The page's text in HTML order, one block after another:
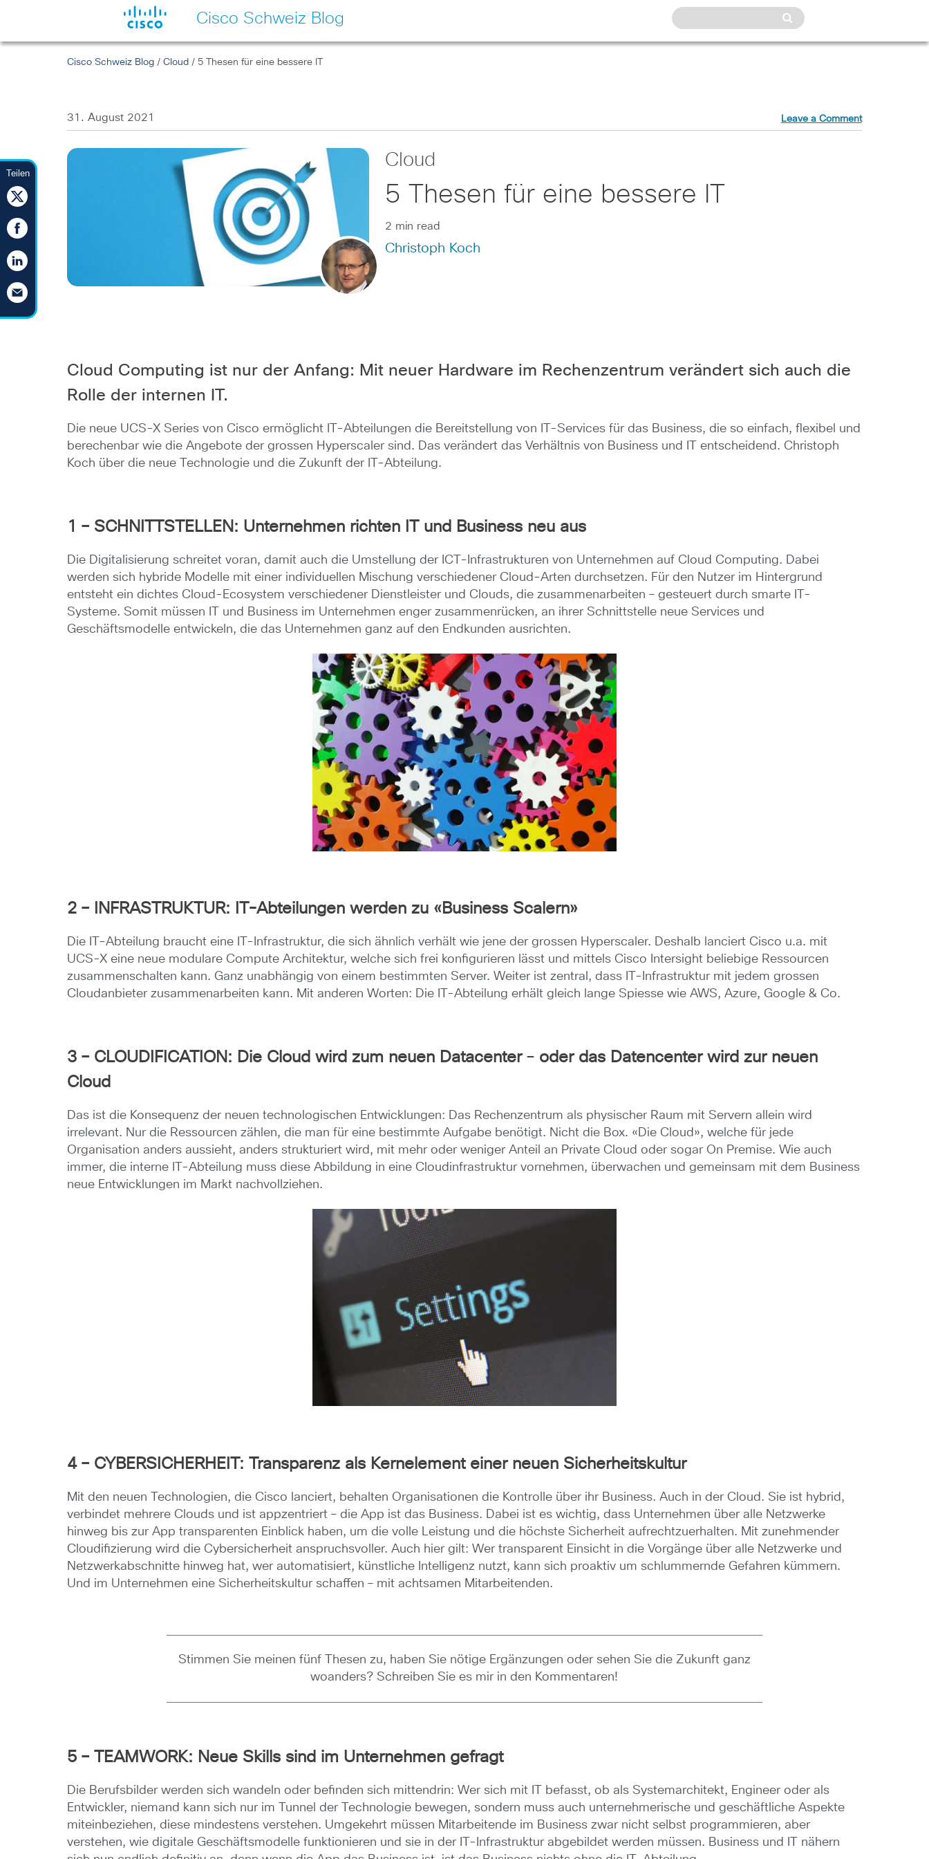
Cisco Schweiz Blog
Teilen
Cisco Schweiz Blog /Cloud / 5 Thesen für eine bessere IT
31. August 2021 Leave a Comment
Cloud
5 Thesen für eine bessere IT
2 min read
Christoph Koch
Cloud Computing ist nur der Anfang: Mit neuer Hardware im Rechenzentrum verändert sich auch die
Rolle der internen IT.
Die neue UCS-X Series von Cisco ermöglicht IT-Abteilungen die Bereitstellung von IT-Services für das Business, die so einfach, flexibel und
berechenbar wie die Angebote der grossen Hyperscaler sind. Das verändert das Verhältnis von Business und IT entscheidend. Christoph
Koch über die neue Technologie und die Zukunft der IT-Abteilung.
1– SCHNITTSTELLEN : Unternehmen richten IT und Business neu aus
Die Digitalisierung schreitet voran, damit auch die Umstellung der ICT-Infrastrukturen von Unternehmen auf Cloud Computing. Dabei
werden sich hybride Modelle mit einer individuellen Mischung verschiedener Cloud-Arten durchsetzen. Für den Nutzer im Hintergrund
entsteht ein dichtes Cloud-Ecosystem verschiedener Dienstleister und Clouds, die zusammenarbeiten – gesteuert durch smarte IT-
Systeme. Somit müssen IT und Business im Unternehmen enger zusammenrücken, an ihrer Schnittstelle neue Services und
Geschäftsmodelle entwickeln, die das Unternehmen ganz auf den Endkunden ausrichten.
2 – INFRASTRUKTUR: IT-Abteilungen werden zu «Business Scalern»
Die IT-Abteilung braucht eine IT-Infrastruktur, die sich ähnlich verhält wie jene der grossen Hyperscaler. Deshalb lanciert Cisco u.a. mit
UCS-X eine neue modulare Compute Architektur, welche sich frei konfigurieren lässt und mittels Cisco Intersight beliebige Ressourcen
zusammenschalten kann. Ganz unabhängig von einem bestimmten Server. Weiter ist zentral, dass IT-Infrastruktur mit jedem grossen
Cloudanbieter zusammenarbeiten kann. Mit anderen Worten: Die IT-Abteilung erhält gleich lange Spiesse wie AWS, Azure, Google & Co.
3 – CLOUDIFICATION: Die Cloud wird zum neuen Datacenter– oder das Datencenter wird zur neuen
Cloud
Das ist die Konsequenz der neuen technologischen Entwicklungen: Das Rechenzentrum als physischer Raum mit Servern allein wird
irrelevant. Nur die Ressourcen zählen, die man für eine bestimmte Aufgabe benötigt. Nicht die Box. «Die Cloud», welche für jede
Organisation anders aussieht, anders strukturiert wird, mit mehr oder weniger Anteil an Private Cloud oder sogar On Premise. Wie auch
immer, die interne IT-Abteilung muss diese Abbildung in eine Cloudinfrastruktur vornehmen, überwachen und gemeinsam mit dem Business
neue Entwicklungen im Markt nachvollziehen.
4 – CYBERSICHERHEIT: Transparenz als Kernelement einer neuen Sicherheitskultur
Mit den neuen Technologien, die Cisco lanciert, behalten Organisationen die Kontrolle über ihr Business. Auch in der Cloud. Sie ist hybrid,
verbindet mehrere Clouds und ist appzentriert – die App ist das Business. Dabei ist es wichtig, dass Unternehmen über alle Netzwerke
hinweg bis zur App transparenten Einblick haben, um die volle Leistung und die höchste Sicherheit aufrechtzuerhalten. Mit zunehmender
Cloudifizierung wird die Cybersicherheit anspruchsvoller. Auch hier gilt: Wer transparent Einsicht in die Vorgänge über alle Netzwerke und
Netzwerkabschnitte hinweg hat, wer automatisiert, künstliche Intelligenz nutzt, kann sich proaktiv um schlummernde Gefahren kümmern.
Und im Unternehmen eine Sicherheitskultur schaffen – mit achtsamen Mitarbeitenden.
Stimmen Sie meinen fünf Thesen zu, haben Sie nötige Ergänzungen oder sehen Sie die Zukunft ganz
woanders? Schreiben Sie es mir in den Kommentaren!
5 – TEAMWORK: Neue Skills sind im Unternehmen gefragt
Die Berufsbilder werden sich wandeln oder befinden sich mittendrin: Wer sich mit IT befasst, ob als Systemarchitekt, Engineer oder als
Entwickler, niemand kann sich nur im Tunnel der Technologie bewegen, sondern muss auch unternehmerische und geschäftliche Aspekte
miteinbeziehen, diese mindestens verstehen. Umgekehrt müssen Mitarbeitende im Business zwar nicht selbst programmieren, aber
verstehen, wie digitale Geschäftsmodelle funktionieren und sie in der IT-Infrastruktur abgebildet werden müssen. Business und IT nähern